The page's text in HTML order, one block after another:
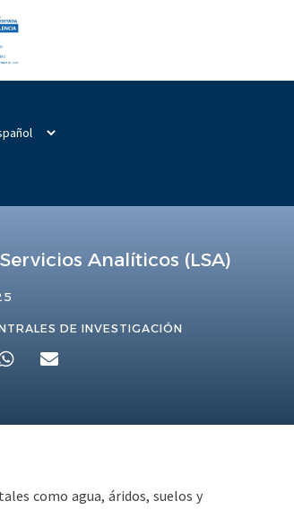
Analíticos (LSA)
DE INVESTIGACIÓN
como agua, áridos, suelos y